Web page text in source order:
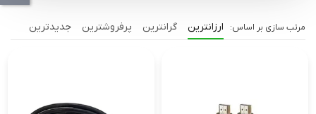
ارزانترین گرانترین پرفروشترین جدیدترین